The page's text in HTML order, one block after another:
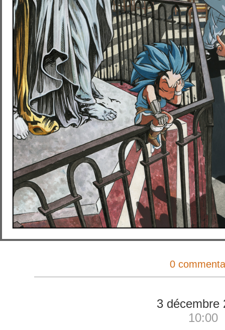
0
3 décembre
10:00